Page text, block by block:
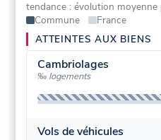
tendance : évolution
Commune
France
ATTEINTES AUX BIENS
Cambriolages
‰ logements
Vols de véhicules